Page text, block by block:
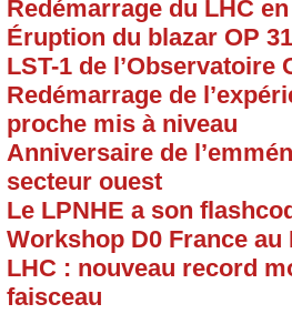
Redémarrage du LHC en
Éruption du blazar OP
LST-1 de l’Observatoire
Redémarrage de
proche mis à niveau
Anniversaire de
secteur ouest
Le LPNHE a son
Workshop D0 France au
LHC : nouveau record
faisceau